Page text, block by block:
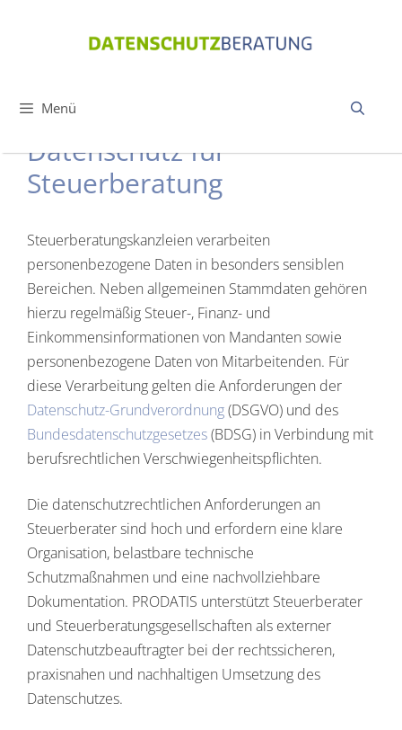
Menü
Datenschutz für
Steuerberatung
Steuerberatungskanzleien verarbeiten
personenbezogene Daten in besonders sensiblen
Bereichen. Neben allgemeinen Stammdaten gehören
hierzu regelmäßig Steuer-, Finanz- und
Einkommensinformationen von Mandanten sowie
personenbezogene Daten von Mitarbeitenden. Für
diese Verarbeitung gelten die Anforderungen der
Datenschutz-Grundverordnung(DSGVO) und des
Bundesdatenschutzgesetzes(BDSG) in Verbindung mit
berufsrechtlichen Verschwiegenheitspflichten.
Die datenschutzrechtlichen Anforderungen an
Steuerberater sind hoch und erfordern eine klare
Organisation, belastbare technische
Schutzmaßnahmen und eine nachvollziehbare
Dokumentation. PRODATIS unterstützt Steuerberater
und Steuerberatungsgesellschaften als externer
Datenschutzbeauftragter bei der rechtssicheren,
praxisnahen und nachhaltigen Umsetzung des
Datenschutzes.